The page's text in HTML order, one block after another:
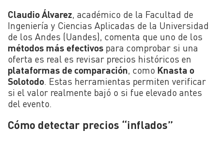
Claudio Álvarez, académico de la Facultad de
Ingeniería y Ciencias Aplicadas de la Universidad
de los Andes (Uandes), comenta que uno de los
métodos más efectivos para comprobar si una
oferta es real es revisar precios históricos en
plataformas de comparación, como Knasta o
Solotodo. Estas herramientas permiten verificar
si el valor realmente bajó o si fue elevado antes
del evento.
Cómo detectar precios “inflados”